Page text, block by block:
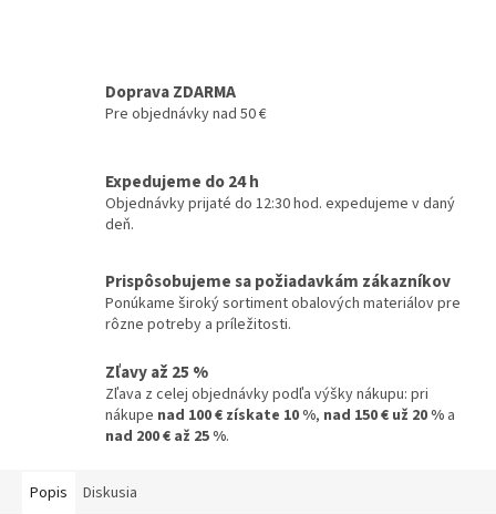
Doprava ZDARMA
Pre objednávky nad 50 €
Expedujeme do 24 h
Objednávky prijaté do 12:30 hod. expedujeme v daný
deň.
Prispôsobujeme sa požiadavkám zákazníkov
Ponúkame široký sortiment obalových materiálov pre
rôzne potreby a príležitosti.
Zľavy až 25 %
Zľava z celej objednávky podľa výšky nákupu: pri
nákupe nad 100 € získate 10 %, nad 150 € už 20 % a
nad 200 € až 25 %.
Popis Diskusia